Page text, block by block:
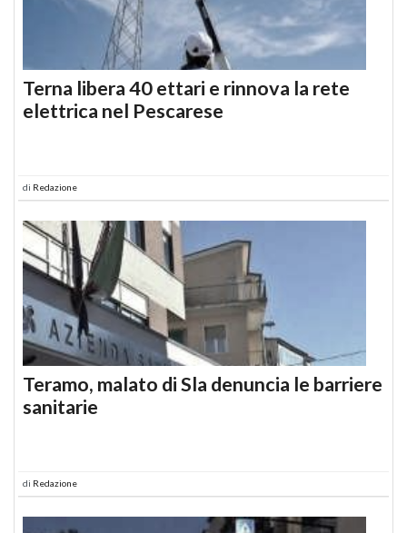
Terna libera 40 ettari e rinnova la rete
elettrica nel Pescarese
di Redazione
Teramo, malato di Sla denuncia le barriere
sanitarie
di Redazione